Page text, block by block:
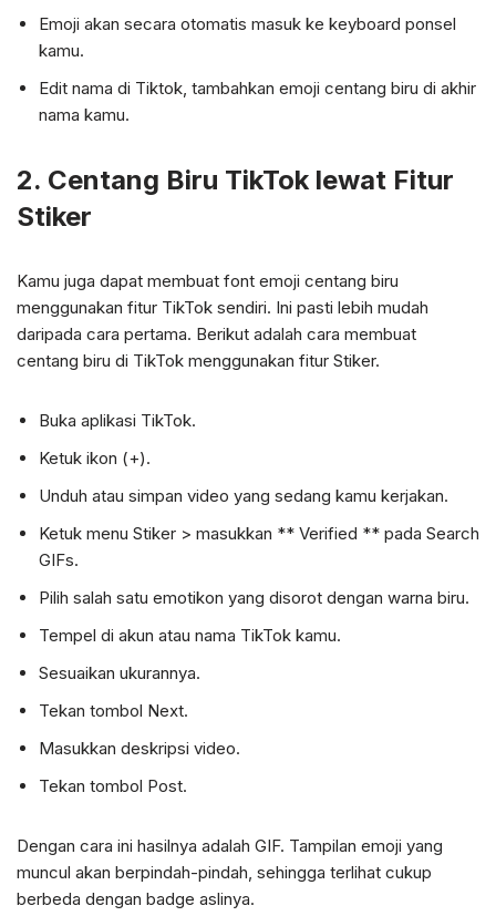
Emoji akan secara otomatis masuk ke keyboard ponsel
kamu.
Edit nama di Tiktok, tambahkan emoji centang biru di akhir
nama kamu.
2. Centang Biru TikTok lewat Fitur
Stiker
Kamu juga dapat membuat font emoji centang biru
menggunakan fitur TikTok sendiri. Ini pasti lebih mudah
daripada cara pertama. Berikut adalah cara membuat
centang biru di TikTok menggunakan fitur Stiker.
Buka aplikasi TikTok.
Ketuk ikon (+).
Unduh atau simpan video yang sedang kamu kerjakan.
Ketuk menu Stiker > masukkan ** Verified ** pada Search
GIFs.
Pilih salah satu emotikon yang disorot dengan warna biru.
Tempel di akun atau nama TikTok kamu.
Sesuaikan ukurannya.
Tekan tombol Next.
Masukkan deskripsi video.
Tekan tombol Post.
Dengan cara ini hasilnya adalah GIF. Tampilan emoji yang
muncul akan berpindah-pindah, sehingga terlihat cukup
berbeda dengan badge aslinya.